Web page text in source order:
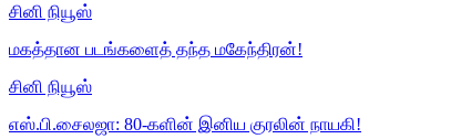
சினி நியூஸ்
மகத்தான படங்களைத் தந்த மகேந்திரன்!
சினி நியூஸ்
எஸ்.பி.சைலஜா: 80-களின் இனிய குரலின் நாயகி!